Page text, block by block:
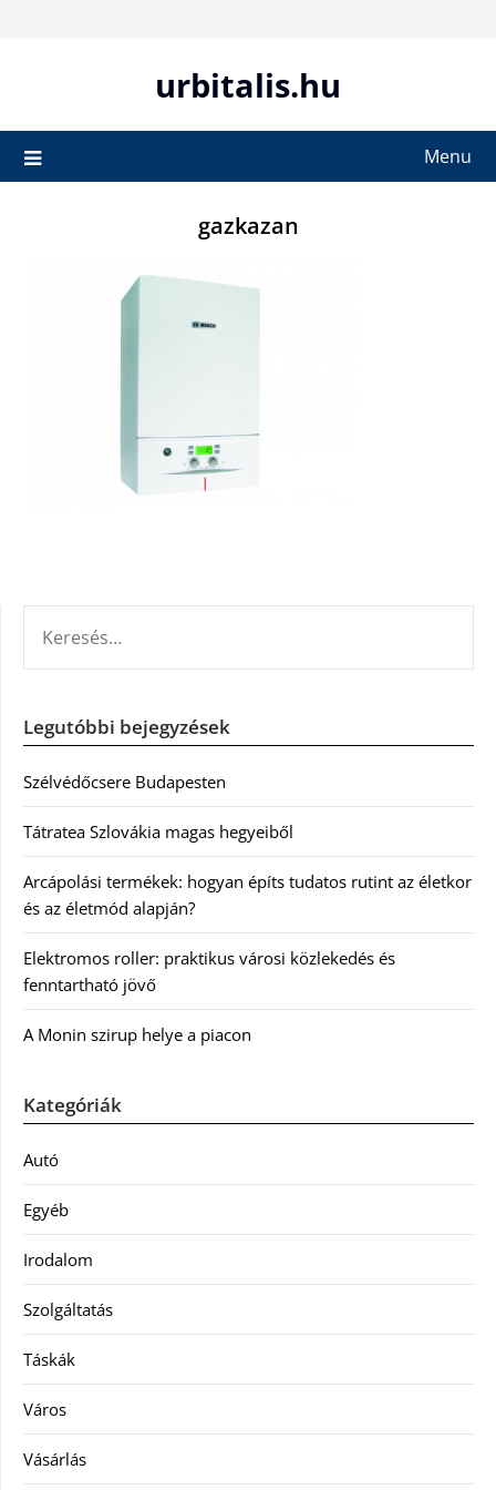
urbitalis.hu
Menu
gazkazan
Legutóbbi bejegyzések
Szélvédőcsere Budapesten
Tátratea Szlovákia magas hegyeiből
Arcápolási termékek: hogyan építs tudatos rutint az életkor
és az életmód alapján?
Elektromos roller: praktikus városi közlekedés és
fenntartható jövő
A Monin szirup helye a piacon
Kategóriák
Autó
Egyéb
Irodalom
Szolgáltatás
Táskák
Város
Vásárlás